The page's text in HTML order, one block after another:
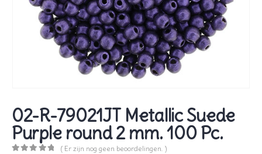
02-R-79021JT Metallic Suede
Purple round 2 mm. 100 Pc.
( Er zijn nog geen beoordelingen. )